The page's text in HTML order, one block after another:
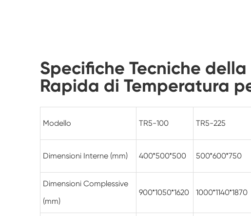
Specifiche Tecniche
Rapida di Temperatura
Modello TR5-100 TR5-225
Dimensioni Interne (mm) 400*500*500 500*600*750
Dimensioni Complessive
(mm)
900*1050*1620 1000*1140*1870